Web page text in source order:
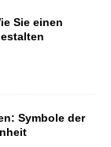
Sie einen
Symbole der